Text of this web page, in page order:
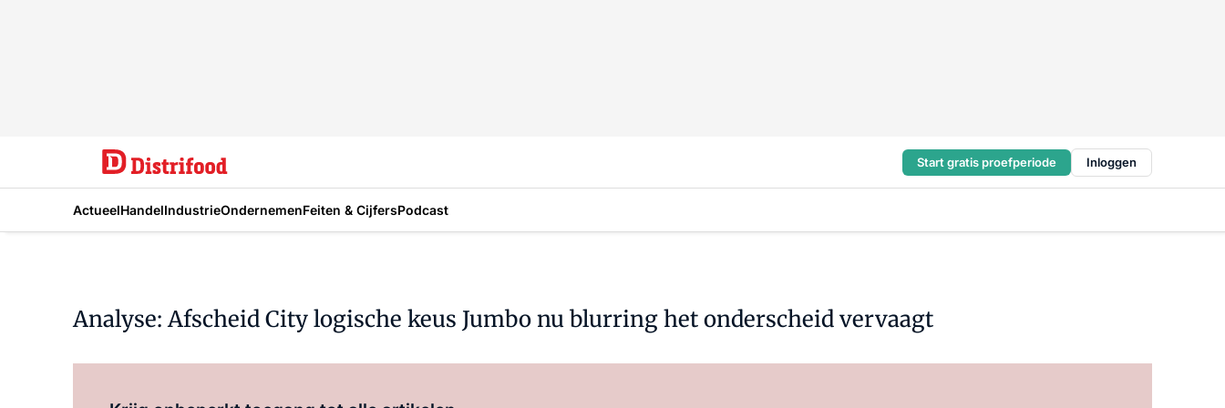
Start gratis proefperiode Inloggen
ActueelHandelIndustrieOndernemenFeiten & CijfersPodcast
Analyse: Afscheid City logische keus Jumbo nu blurring het onderscheid vervaagt